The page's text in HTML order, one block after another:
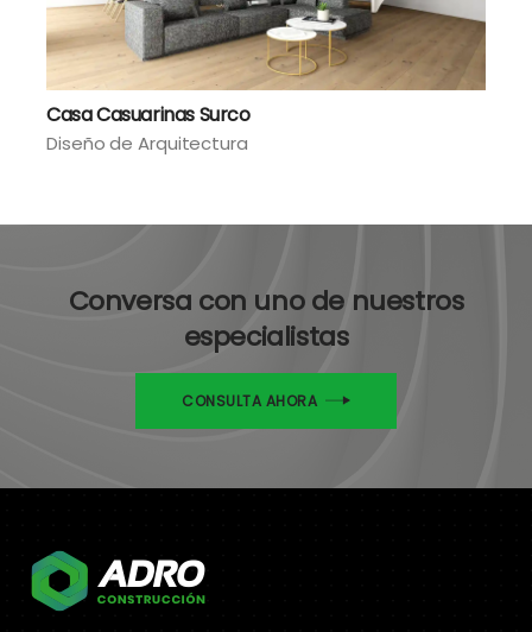
Casa Casuarinas Surco
Diseño de Arquitectura
Conversa con uno de nuestros
especialistas
CONSULTA AHORA